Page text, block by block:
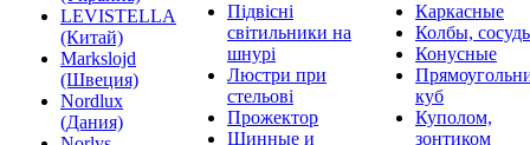
LEVISTELLA
(Китай)
Markslojd
(Швеция)
Nordlux
(Дания)
Підвісні
світильники на
шнурі
Люстри при
стельові
Прожектор
Шинные и
Каркасные
Колбы,
Конусные
куб
Куполом,
зонтиком